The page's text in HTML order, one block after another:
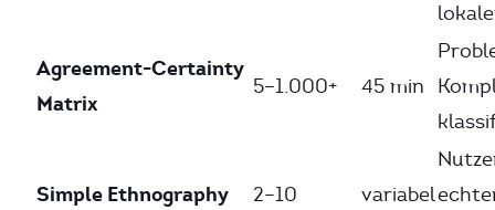
Agreement-Certainty
Matrix
5–1.000+ 45 min
Simple Ethnography 2–10 variabel